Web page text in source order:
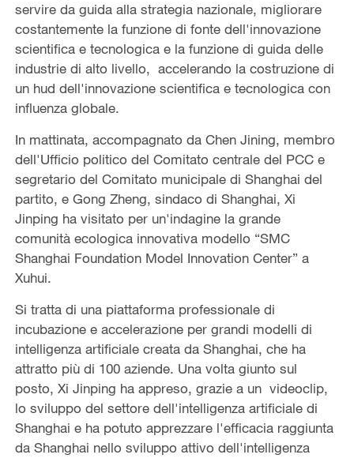
servire da guida alla strategia nazionale, migliorare
costantemente la funzione di fonte dell'innovazione
scientifica e tecnologica e la funzione di guida delle
industrie di alto livello, accelerando la costruzione di
un hud dell'innovazione scientifica e tecnologica con
influenza globale.
In mattinata, accompagnato da Chen Jining, membro
dell'Ufficio politico del Comitato centrale del PCC e
segretario del Comitato municipale di Shanghai del
partito, e Gong Zheng, sindaco di Shanghai, Xi
Jinping ha visitato per un'indagine la grande
comunità ecologica innovativa modello “SMC
Shanghai Foundation Model Innovation Center” a
Xuhui.
Si tratta di una piattaforma professionale di
incubazione e accelerazione per grandi modelli di
intelligenza artificiale creata da Shanghai, che ha
attratto più di 100 aziende. Una volta giunto sul
posto, Xi Jinping ha appreso, grazie a un videoclip,
lo sviluppo del settore dell'intelligenza artificiale di
Shanghai e ha potuto apprezzare l'efficacia raggiunta
da Shanghai nello sviluppo attivo dell'intelligenza